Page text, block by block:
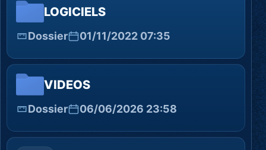
LOGICIELS
Dossier 01/11/2022 07:35
VIDEOS
Dossier 06/06/2026 23:58